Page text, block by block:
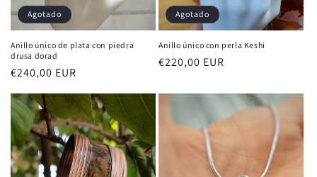
Agotado
Anillo único de plata con piedra
drusa dorad
Precio
habitual
€240,00 EUR
Agotado
Anillo único con perla Keshi
Precio
€220,00 EUR